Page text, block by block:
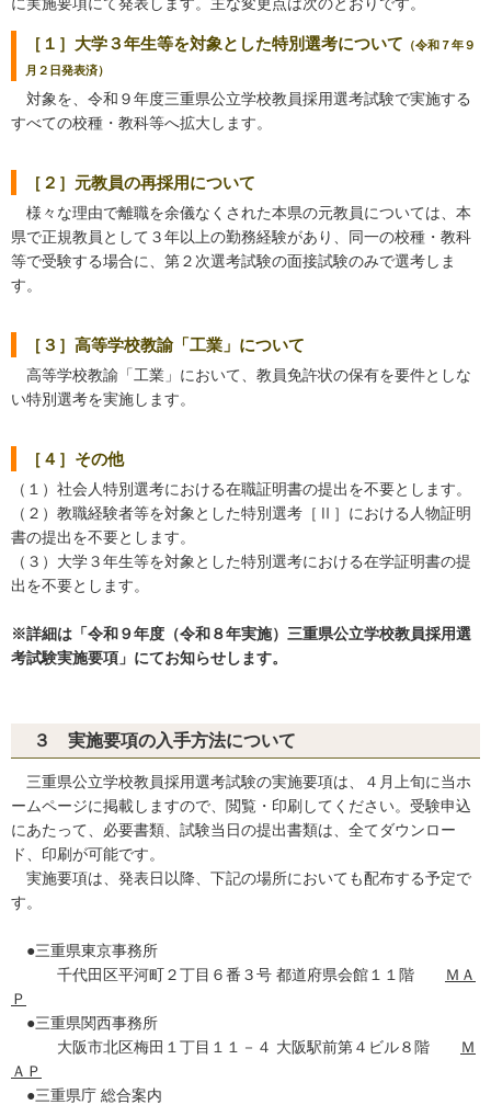
［１］大学３年生等を対象とした特別選考について （令和７年９
月２日発表済）
対象を、令和９年度三重県公立学校教員採用選考試験で実施する
すべての校種・教科等へ拡大します。
［２］元教員の再採用について
様々な理由で離職を余儀なくされた本県の元教員については、本
県で正規教員として３年以上の勤務経験があり、同一の校種・教科
等で受験する場合に、第２次選考試験の面接試験のみで選考しま
す。
［３］高等学校教諭「工業」について
高等学校教諭「工業」において、教員免許状の保有を要件としな
い特別選考を実施します。
［４］その他
（１）社会人特別選考における在職証明書の提出を不要とします。
（２）教職経験者等を対象とした特別選考［Ⅱ］における人物証明
書の提出を不要とします。
（３）大学３年生等を対象とした特別選考における在学証明書の提
出を不要とします。
※詳細は「令和９年度（令和８年実施）三重県公立学校教員採用選
考試験実施要項」にてお知らせします。
３ 実施要項の入手方法について
三重県公立学校教員採用選考試験の実施要項は、４月上旬に当ホ
ームページに掲載しますので、閲覧・印刷してください。受験申込
にあたって、必要書類、試験当日の提出書類は、全てダウンロー
ド、印刷が可能です。
実施要項は、発表日以降、下記の場所においても配布する予定で
す。
●三重県東京事務所
千代田区平河町２丁目６番３号 都道府県会館１１階
ＭＡ
Ｐ
●三重県関西事務所
大阪市北区梅田１丁目１１－４ 大阪駅前第４ビル８階
Ｍ
ＡＰ
●三重県庁 総合案内